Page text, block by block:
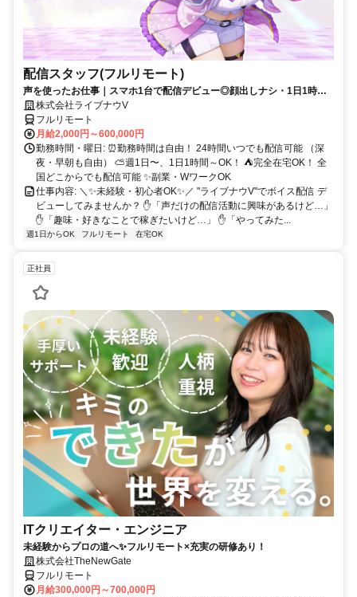
配信スタッフ(フルリモート)
声を使ったお仕事｜スマホ1台で配信デビュー◎顔出しナシ・1日1時間
～OK♪
株式会社ライブナウV
フルリモート
月給2,000円～600,000円
勤務時間・曜日: ⏰勤務時間は自由！ 24時間いつでも配信可能 （深
夜・早朝も自由） ⛅週1日〜、1日1時間～OK！ ⛺完全在宅OK！ 全
国どこからでも配信可能 ✨副業・WワークOK
仕事内容: ＼✨未経験・初心者OK✨／ "ライブナウV"でボイス配信 デ
ビューしてみませんか？ ✋「声だけの配信活動に興味があるけど…」
✋「趣味・好きなことで稼ぎたいけど…」 ✋「やってみた...
週1日からOK フルリモート 在宅OK
正社員
ITクリエイター・エンジニア
未経験からプロの道へ✨フルリモート×充実の研修あり！
株式会社TheNewGate
フルリモート
月給300,000円～700,000円